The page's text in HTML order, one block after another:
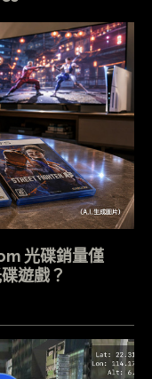
光碟銷量僅
遊戲？